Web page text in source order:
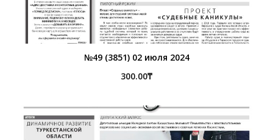
№49 (3851) 02 июля 2024
300.00₸